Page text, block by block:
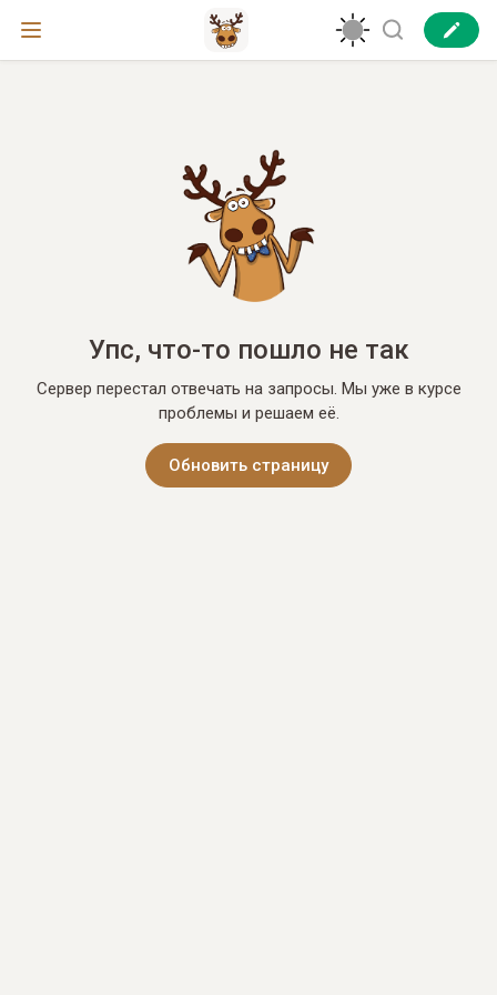
Упс, что-то пошло не так
Сервер перестал отвечать на запросы. Мы уже в курсе
проблемы и решаем её.
Обновить страницу